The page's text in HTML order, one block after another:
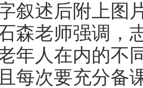
叙述后附上图
森老师强调，
年人在内的不
每次要充分备